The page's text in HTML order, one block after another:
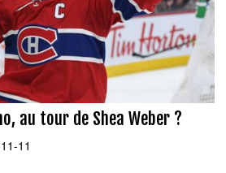
au tour de Shea Weber ?
11